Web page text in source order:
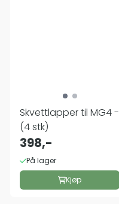
Skvettlapper til MG4 -
(4 stk)
398,-
På lager
Kjøp